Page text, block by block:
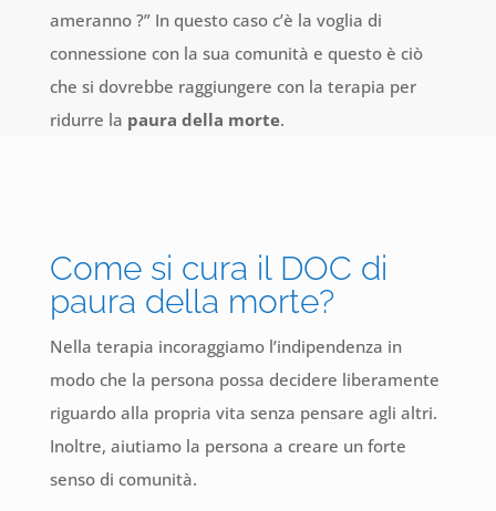
ameranno ?” In questo caso c’è la voglia di
connessione con la sua comunità e questo è ciò
che si dovrebbe raggiungere con la terapia per
ridurre la paura della morte.
Come si cura il DOC di
paura della morte?
Nella terapia incoraggiamo l’indipendenza in
modo che la persona possa decidere liberamente
riguardo alla propria vita senza pensare agli altri.
Inoltre, aiutiamo la persona a creare un forte
senso di comunità.